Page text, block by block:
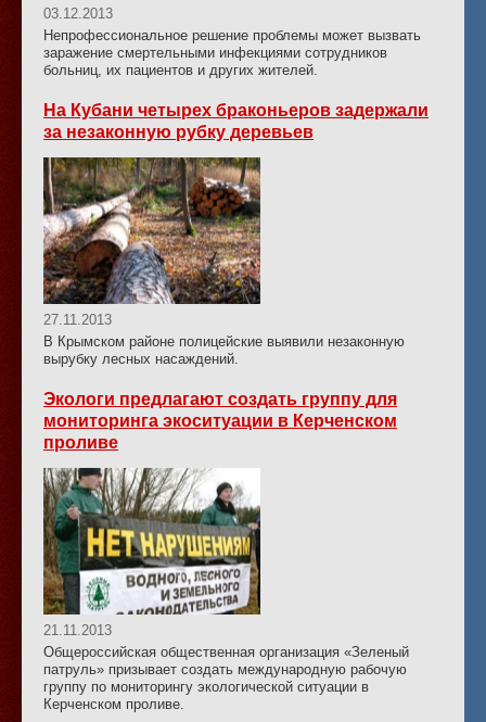
03.12.2013
Непрофессиональное решение проблемы может вызвать
заражение смертельными инфекциями сотрудников
больниц, их пациентов и других жителей.
На Кубани четырех браконьеров задержали
за незаконную рубку деревьев
27.11.2013
В Крымском районе полицейские выявили незаконную
вырубку лесных насаждений.
Экологи предлагают создать группу для
мониторинга экоситуации в Керченском
проливе
21.11.2013
Общероссийская общественная организация «Зеленый
патруль» призывает создать международную рабочую
группу по мониторингу экологической ситуации в
Керченском проливе.